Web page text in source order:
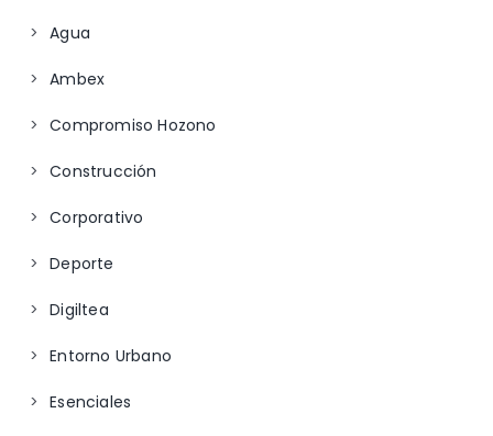
Agua
Ambex
Compromiso Hozono
Construcción
Corporativo
Deporte
Digiltea
Entorno Urbano
Esenciales